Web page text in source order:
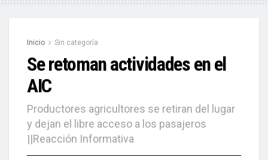
Inicio Sin categoría
Se retoman actividades en el
AIC
Productores agricultores se retiran del lugar
y dejan el libre acceso a los pasajeros
||Reacción Informativa